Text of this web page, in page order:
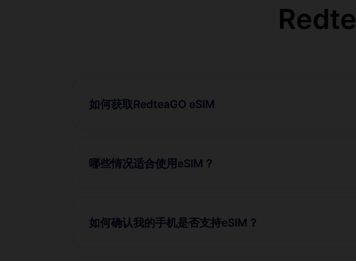
如何获取RedteaGO eSIM
哪些情况适合使用eSIM？
如何确认我的手机是否支持eSIM？